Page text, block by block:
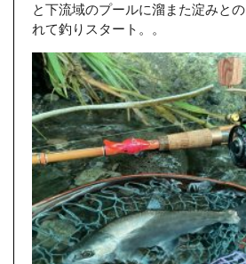
と下流域のプールに溜また淀みと
れて釣りスタート。。